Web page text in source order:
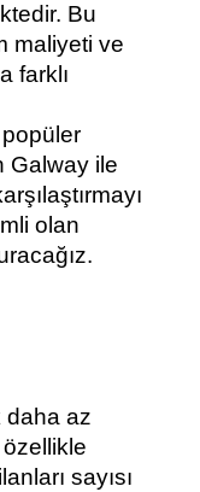
Bu
maliyeti ve
farklı
popüler
Galway ile
olan
daha az
sayısı